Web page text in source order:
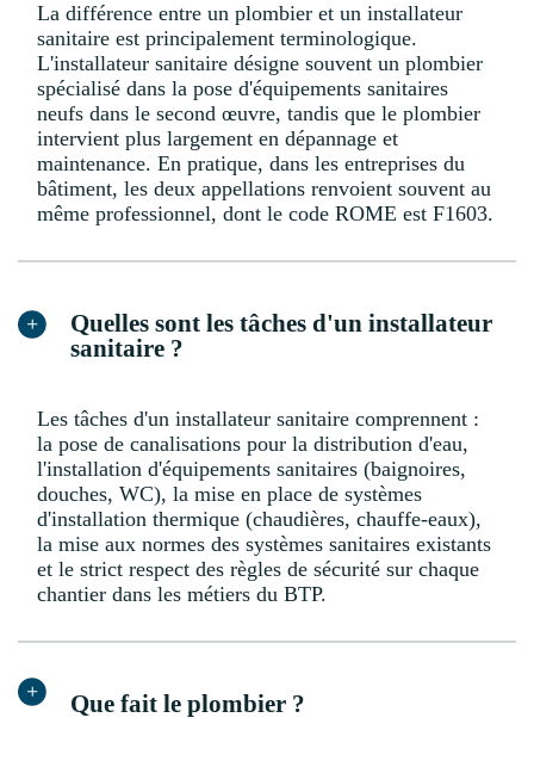
La différence entre un plombier et un installateur
sanitaire est principalement terminologique.
L'installateur sanitaire désigne souvent un plombier
spécialisé dans la pose d'équipements sanitaires
neufs dans le second œuvre, tandis que le plombier
intervient plus largement en dépannage et
maintenance. En pratique, dans les entreprises du
bâtiment, les deux appellations renvoient souvent au
même professionnel, dont le code ROME est F1603.
Quelles sont les tâches d'un installateur
sanitaire ?
Les tâches d'un installateur sanitaire comprennent :
la pose de canalisations pour la distribution d'eau,
l'installation d'équipements sanitaires (baignoires,
douches, WC), la mise en place de systèmes
d'installation thermique (chaudières, chauffe-eaux),
la mise aux normes des systèmes sanitaires existants
et le strict respect des règles de sécurité sur chaque
chantier dans les métiers du BTP.
Que fait le plombier ?